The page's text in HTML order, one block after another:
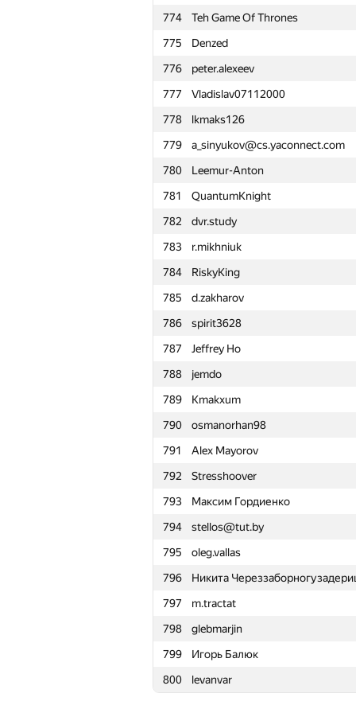
774
Teh Game Of Thrones
775
Denzed
776
peter.alexeev
777
Vladislav07112000
778
lkmaks126
779
a_sinyukov@cs.yaconnect.com
780
Leemur-Anton
781
QuantumKnight
782
dvr.study
783
r.mikhniuk
784
RiskyKing
785
d.zakharov
786
spirit3628
787
Jeffrey Ho
788
jemdo
789
Kmakxum
790
osmanorhan98
791
Alex Mayorov
792
Stresshoover
793
Максим Гордиенко
794
stellos@tut.by
795
oleg.vallas
796
Никита
797
m.tractat
798
glebmarjin
799
Игорь Балюк
800
levanvar
751 Ильдар Ялалов
752
alexicon007
753
kormyshov
754
danya.smelskiy
755
namnefternamn
756
dasunr
757
krivovkirill
758
Sokolov
759
Mr.jexembayev
760
PloadyFree
761
gdepyani
762
dtararukhin
763
kctung
764
atokarev82
765
mdautov2013
766
KirillovNikitaV
767
tim.serazutdinov
768
DKolodzey
769
androzedaomerka
770
alexbmstu
771
kuroni.what
772
TsReaper96
773
a.rahmanovsky
774
Teh Game Of Thrones
775
Denzed
776
peter.alexeev
777
Vladislav07112000